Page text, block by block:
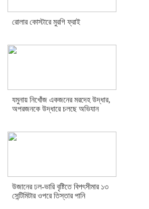
রোলার কোস্টারে মুরগি ফ্রাই
যমুনায় নিখোঁজ একজনের মরদেহ উদ্ধার,
অপরজনকে উদ্ধারে চলছে অভিযান
উজানের ঢল-ভারি বৃষ্টিতে বিপৎসীমার ১৩
সেন্টিমিটার ওপরে তিস্তার পানি